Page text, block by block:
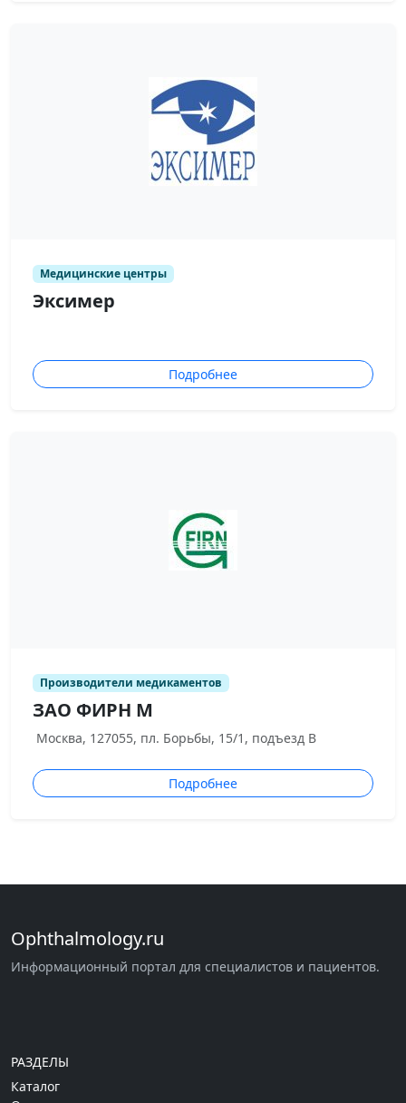
Медицинские центры
Эксимер
Подробнее
Производители медикаментов
ЗАО ФИРН М
Москва, 127055, пл. Борьбы, 15/1, подъезд В
Подробнее
Ophthalmology.ru
Информационный портал для специалистов и пациентов.
РАЗДЕЛЫ
Каталог